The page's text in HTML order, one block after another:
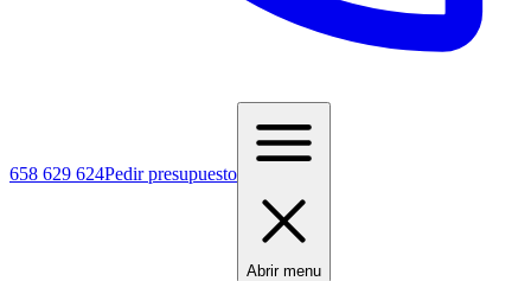
658 629 624Pedir presupuesto
Abrir menu